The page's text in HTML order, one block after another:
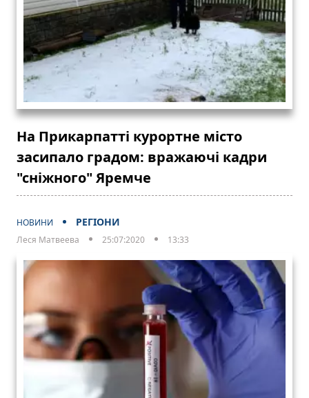
На Прикарпатті курортне місто
засипало градом: вражаючі кадри
"сніжного" Яремче
НОВИНИ РЕГІОНИ
Леся Матвеева 25:07:2020 13:33